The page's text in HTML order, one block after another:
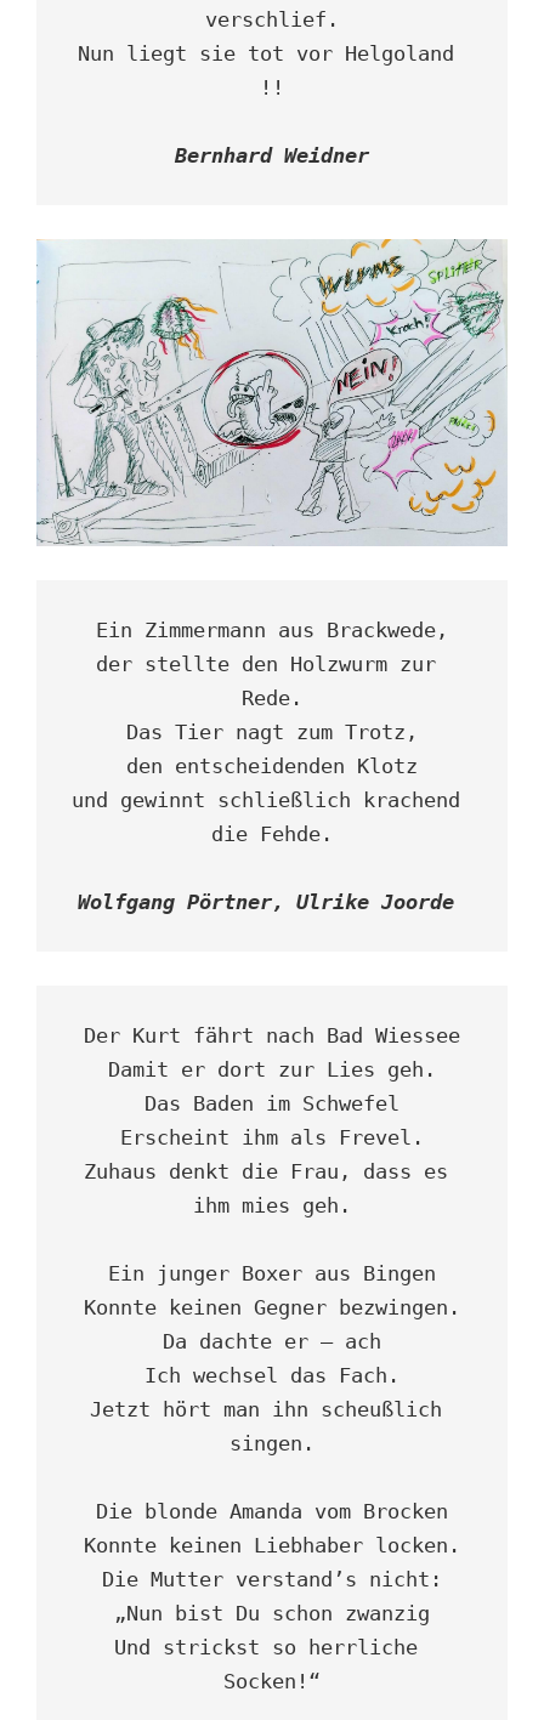
verschlief.
Nun liegt sie tot vor Helgoland
!!
Bernhard Weidner
Ein Zimmermann aus Brackwede,
der stellte den Holzwurm zur
Rede.
Das Tier nagt zum Trotz,
den entscheidenden Klotz
und gewinnt schließlich krachend
Wolfgang Pörtner, Ulrike Joorde
Der Kurt fährt nach Bad Wiessee
Damit er dort zur Lies geh.
Das Baden im Schwefel
Erscheint ihm als Frevel.
Zuhaus denkt die Frau, dass es
ihm mies geh.
Ein junger Boxer aus Bingen
Konnte keinen Gegner bezwingen.
Da dachte er – ach
Ich wechsel das Fach.
Jetzt hört man ihn scheußlich
singen.
Die blonde Amanda vom Brocken
Konnte keinen Liebhaber locken.
Die Mutter verstand’s nicht:
„Nun bist Du schon zwanzig
Und strickst so herrliche
Socken!“